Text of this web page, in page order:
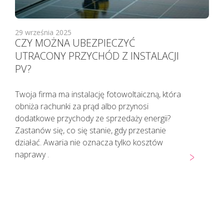
29 września 2025
CZY MOŻNA UBEZPIECZYĆ
UTRACONY PRZYCHÓD Z INSTALACJI
PV?
Twoja firma ma instalację fotowoltaiczną, która
obniża rachunki za prąd albo przynosi
dodatkowe przychody ze sprzedaży energii?
Zastanów się, co się stanie, gdy przestanie
działać. Awaria nie oznacza tylko kosztów
naprawy .